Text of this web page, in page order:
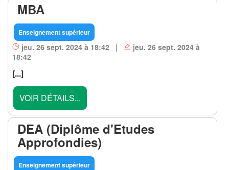
MBA
Enseignement supérieur
jeu. 26 sept. 2024 à 18:42 |
jeu. 26 sept. 2024 à
18:42
[...]
VOIR DÉTAILS...
DEA (Diplôme d'Etudes
Approfondies)
Enseignement supérieur